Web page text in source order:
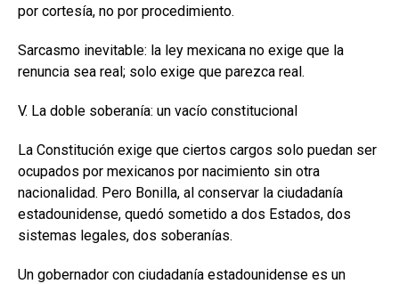
por cortesía, no por procedimiento.
Sarcasmo inevitable: la ley mexicana no exige que la
renuncia sea real; solo exige que parezca real.
V. La doble soberanía: un vacío constitucional
La Constitución exige que ciertos cargos solo puedan ser
ocupados por mexicanos por nacimiento sin otra
nacionalidad. Pero Bonilla, al conservar la ciudadanía
estadounidense, quedó sometido a dos Estados, dos
sistemas legales, dos soberanías.
Un gobernador con ciudadanía estadounidense es un